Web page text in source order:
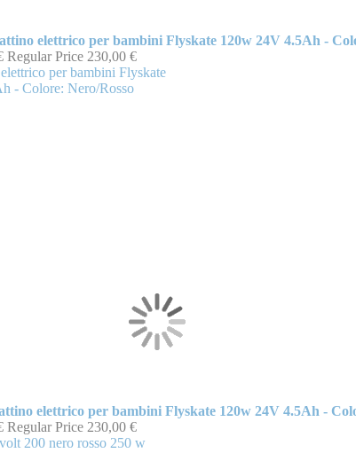
elettrico per bambini Flyskate 120w 24V 4.5Ah -
Regular Price 230,00 €
elettrico per bambini Flyskate 120w 24V 4.5Ah -
Regular Price 230,00 €